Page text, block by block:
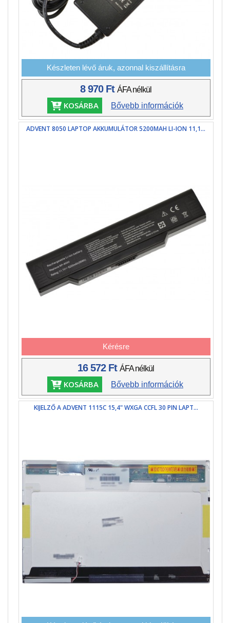
Készleten lévő áruk, azonnal kiszállításra
8 970 FtÁFA nélkül
KOSÁRBA Bővebb információk
ADVENT 8050 LAPTOP AKKUMULÁTOR 5200MAH LI-ION 11,1...
Kérésre
16 572 FtÁFA nélkül
KOSÁRBA Bővebb információk
KIJELZŐ A ADVENT 1115C 15,4" WXGA CCFL 30 PIN LAPT...